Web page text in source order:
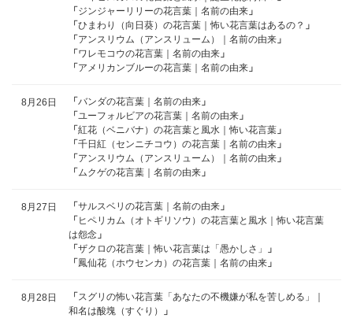
「 ジンジャーリリーの花言葉｜名前の由来 」
「 ひまわり（向日葵）の花言葉｜怖い花言葉はあるの？ 」
「 アンスリウム（アンスリューム）｜名前の由来 」
「 ワレモコウの花言葉｜名前の由来 」
「 アメリカンブルーの花言葉｜名前の由来 」
8月26日 「 バンダの花言葉｜名前の由来 」
「 ユーフォルビアの花言葉｜名前の由来 」
「 紅花（ベニバナ）の花言葉と風水｜怖い花言葉 」
「 千日紅（センニチコウ）の花言葉｜名前の由来 」
「 アンスリウム（アンスリューム）｜名前の由来 」
「 ムクゲの花言葉｜名前の由来 」
8月27日 「 サルスベリの花言葉｜名前の由来 」
「 ヒペリカム（オトギリソウ）の花言葉と風水｜怖い花言葉
は怨念 」
「 ザクロの花言葉｜怖い花言葉は「愚かしさ」
」
「 鳳仙花（ホウセンカ）の花言葉｜名前の由来 」
8月28日 「 スグリの怖い花言葉「あなたの不機嫌が私を苦しめる」｜
和名は酸塊（すぐり）
」